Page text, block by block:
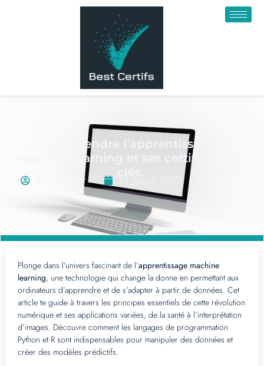
Comprendre l’apprentissage
machine learning et ses certifications
clés
Emma Xavier
Plonge dans l’univers fascinant de l’apprentissage machine
learning, une technologie qui change la donne en permettant aux
ordinateurs d’apprendre et de s’adapter à partir de données. Cet
article te guide à travers les principes essentiels de cette révolution
numérique et ses applications variées, de la santé à l’interprétation
d’images. Découvre comment les langages de programmation
Python et R sont indispensables pour manipuler des données et
créer des modèles prédictifs.